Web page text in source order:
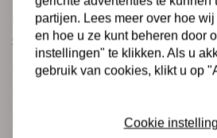
Categorieën
Scrapbooking
Mixed Media
partijen. Lees meer over hoe
en hoe u ze kunt beheren door
instellingen" te klikken. Als u
gebruik van cookies, klikt u op
Cookie